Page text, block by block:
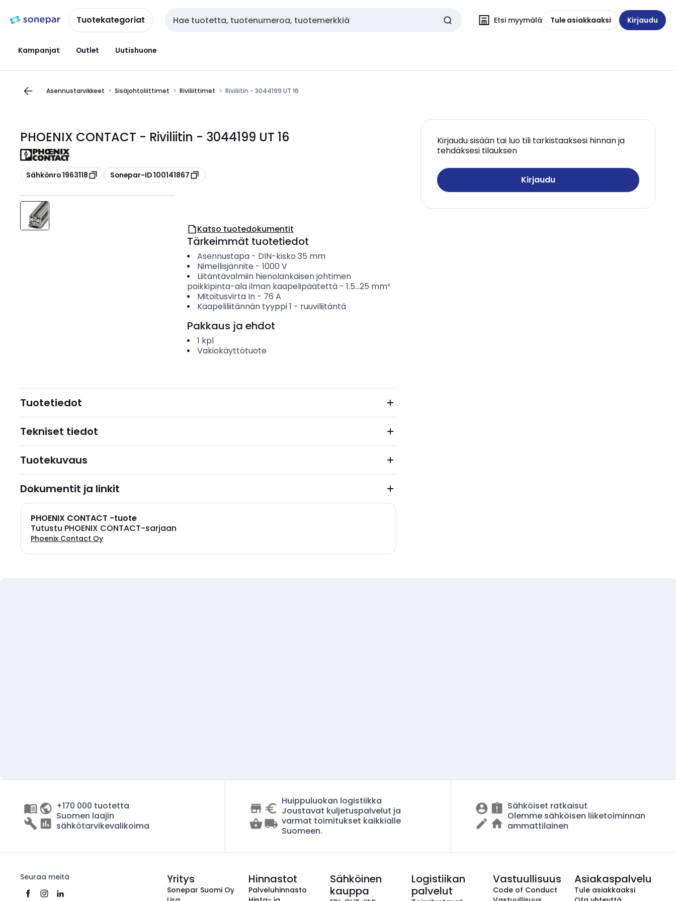
navigointiinsisältöönTuotekategoriat Haku Etsi myymälä Tule asiakkaaksi Kirjaudu
Kampanjat Outlet Uutishuone
Asennustarvikkeet Sisäjohtoliittimet Riviliittimet Riviliitin - 3044199 UT 16
PHOENIX CONTACT - Riviliitin - 3044199 UT 16
Kopioi
Sähkönro 1963118 Kopioi
Sonepar-ID 100141867
Kirjaudu sisään tai luo tili tarkistaaksesi hinnan ja
tehdäksesi tilauksen
Kirjaudu
Katso tuotedokumentit
Tärkeimmät tuotetiedot
Asennustapa- DIN-kisko 35 mm
Nimellisjännite - 1000 V
Liitäntävalmiin hienolankaisen johtimen
poikkipinta-ala ilman kaapelipäätettä - 1.5...25 mm²
Mitoitusvirta In- 76 A
Kaapeliliitännän tyyppi 1 - ruuviliitäntä
Pakkaus ja ehdot
1 kpl
Vakiokäyttötuote
Tuotetiedot
Tekniset tiedot
Tuotekuvaus
Dokumentit ja linkit
PHOENIX CONTACT -tuote
Tutustu PHOENIX CONTACT-sarjaan
Phoenix Contact Oy
+170 000 tuotetta
Suomen laajin
sähkötarvikevalikoima
Huippuluokan logistiikka
Joustavat kuljetuspalvelut ja
varmat toimitukset kaikkialle
Suomeen.
Sähköiset ratkaisut
Olemme sähköisen liiketoiminnan
ammattilainen
Seuraa meitä Yritys
Sonepar Suomi Oy
Hinnastot
Palveluhinnasto
Sähköinen
kauppa
Logistiikan
palvelut
Vastuullisuus
Code of Conduct
Asiakaspalvelu
Tule asiakkaaksi